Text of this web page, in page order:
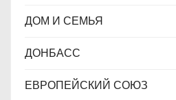
ДОМ И СЕМЬЯ
ДОНБАСС
ЕВРОПЕЙСКИЙ СОЮЗ